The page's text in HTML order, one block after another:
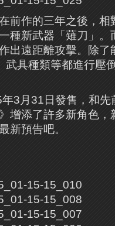
前作的三年之後，
種新武器「薙刀」
出遠距離攻擊。除了
武具種類等都進行壓
年3月31日發售，和先
增添了許多新角色，
新預告吧。